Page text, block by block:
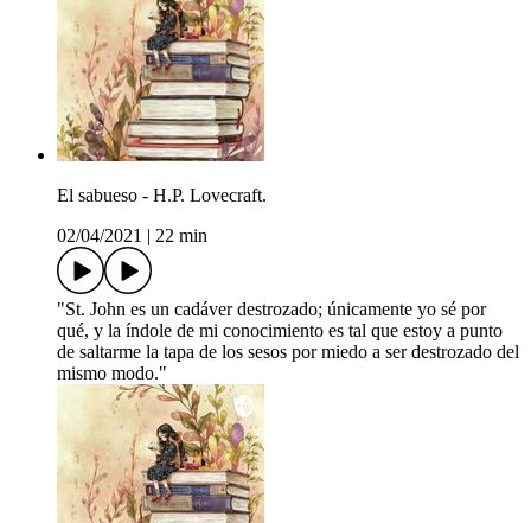
El sabueso - H.P. Lovecraft.
02/04/2021
22 min
"St. John es un cadáver destrozado; únicamente yo sé por
qué, y la índole de mi conocimiento es tal que estoy a punto
de saltarme la tapa de los sesos por miedo a ser destrozado del
mismo modo."